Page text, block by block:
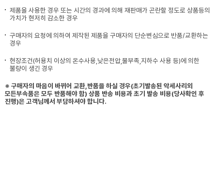
제품을 사용한 경우 또는 시간의 경과에 의해 재판매가 곤란할 정도로 상품등의
가치가 현저히 감소한 경우
구매자의 요청에 의하여 제작된 제품을 구매자의 단순변심으로 반품/교환하는
경우
현장조건(허용치 이상의 온수사용,낮은전압,물부족,지하수 사용 등)에 의한
불량이 생긴 경우
※ 구매자의 마음이 바뀌어 교환,반품을 하실 경우(초기발송된 악세사리외
모든부속품은 모두 반품해야 함) 상품 반송 비용과 초기 발송 비용(당사확인 후
진행)은 고객님께서 부담하셔야 합니다.